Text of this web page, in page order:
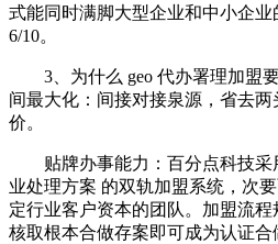
式能同时满脚大型企业和中小企业
6/10。
3、为什么 geo 代办署理加盟要
间最大化：间接对接泉源，省去
价。
贴牌办事能力：百分点科技采
业处理方案 的双轨加盟系统，次
定行业客户资本的团队。加盟流
核取根本合做存案即可成为认证